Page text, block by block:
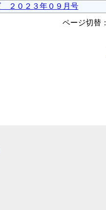
２０２３年０９月号
ページ切替：